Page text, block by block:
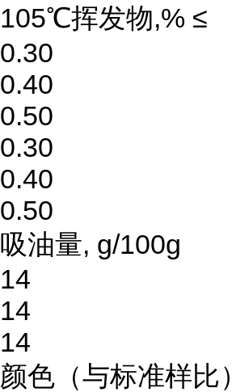
105℃挥发物,% ≤
0.30
0.40
0.50
0.30
0.40
0.50
吸油量, g/100g
14
14
14
颜色（与标准样比